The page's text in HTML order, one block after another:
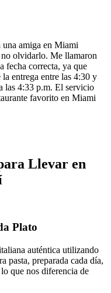
amiga en Miami
olvidarlo. Me llamaron
fecha correcta, ya que
entrega entre las 4:30 y
las 4:33 p.m. El servicio
favorito en Miami
Llevar en
Plato
auténtica utilizando
pasta, preparada cada día,
que nos diferencia de